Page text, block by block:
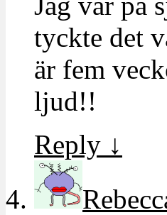
tyckte det
är fem
ljud!!
Reply ↓